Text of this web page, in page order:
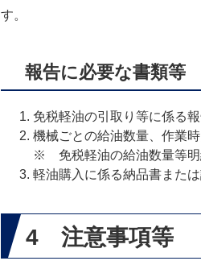
す。
報告に必要な書類等
免税軽油の引取り等に係る
機械ごとの給油数量、作業
※ 免税軽油の給油数量等明
軽油購入に係る納品書また
4 注意事項等